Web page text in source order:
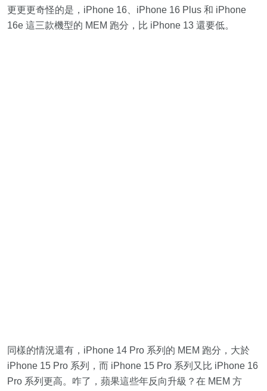
更更更奇怪的是，iPhone 16、iPhone 16 Plus 和 iPhone
16e 這三款機型的 MEM 跑分，比 iPhone 13 還要低。
同樣的情況還有，iPhone 14 Pro 系列的 MEM 跑分，大於
iPhone 15 Pro 系列，而 iPhone 15 Pro 系列又比 iPhone 16
Pro 系列更高。咋了，蘋果這些年反向升級？在 MEM 方